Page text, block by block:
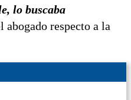
lo buscaba
abogado respecto a la